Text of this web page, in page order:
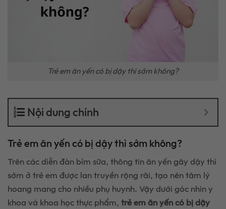
Trẻ em ăn yến có bị dậy thì sớm không?
Nội dung chính
Trẻ em ăn yến có bị dậy thì sớm không?
Trên các diễn đàn bỉm sữa, thông tin ăn yến gây dậy thì
sớm ở trẻ em được lan truyền rộng rãi, tạo nên tâm lý
hoang mang cho nhiều phụ huynh. Vậy dưới góc nhìn y
khoa và khoa học thực phẩm, trẻ em ăn yến có bị dậy